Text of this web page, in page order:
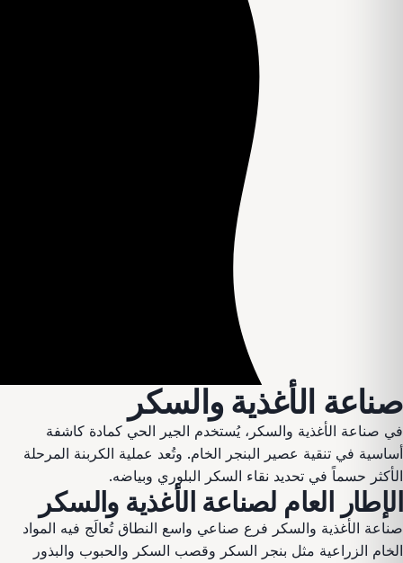
صناعة الأغذية والسكر
في صناعة الأغذية والسكر، يُستخدم الجير الحي كمادة كاشفة
أساسية في تنقية عصير البنجر الخام. وتُعد عملية الكربنة المرحلة
الأكثر حسماً في تحديد نقاء السكر البلوري وبياضه.
الإطار العام لصناعة الأغذية والسكر
صناعة الأغذية والسكر فرع صناعي واسع النطاق تُعالَج فيه المواد
الخام الزراعية مثل بنجر السكر وقصب السكر والحبوب والبذور